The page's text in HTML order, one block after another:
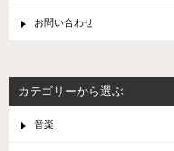
お問い合わせ
カテゴリーから選ぶ
音楽